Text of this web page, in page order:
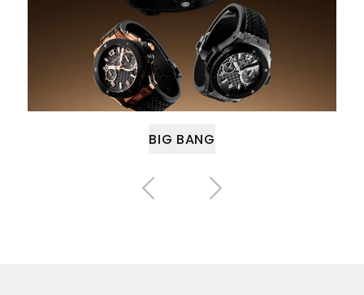
BIG BANG